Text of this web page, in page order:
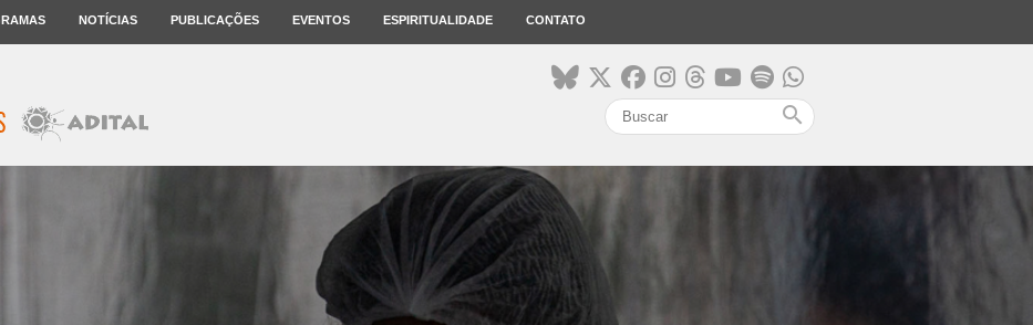
NOTÍCIAS PUBLICAÇÕES EVENTOS ESPIRITUALIDADE CONTATO
search